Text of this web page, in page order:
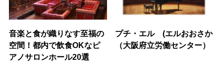
音楽と食が織りなす至福の
空間！都内で飲食OKなピ
アノサロンホール20選
プチ・エル (エルおおさか
（大阪府立労働センター）